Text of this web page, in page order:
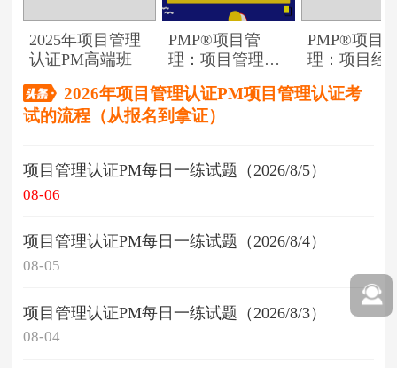
2025年项目管理
认证PM高端班
PMP®项目管
理：项目管理的
PMP®项目
理：项目经
2026年项目管理认证PM项目管理认证考
试的流程（从报名到拿证）
项目管理认证PM每日一练试题（2026/8/5）
08-06
项目管理认证PM每日一练试题（2026/8/4）
08-05
项目管理认证PM每日一练试题（2026/8/3）
08-04